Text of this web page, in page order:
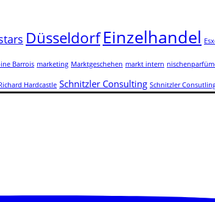
DüsseldorfEinzelhandel
Barrois marketing Marktgeschehen markt intern
Hardcastle Schnitzler Consulting Schnitzler